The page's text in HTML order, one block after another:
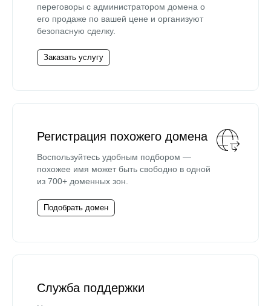
переговоры с администратором домена о
его продаже по вашей цене и организуют
безопасную сделку.
Заказать услугу
Регистрация похожего домена
Воспользуйтесь удобным подбором —
похожее имя может быть свободно в одной
из 700+ доменных зон.
Подобрать домен
Служба поддержки